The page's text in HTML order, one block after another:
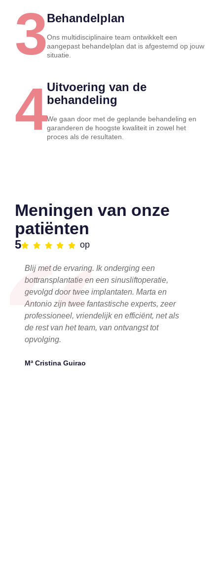
3Behandelplan
Ons multidisciplinaire team ontwikkelt een
aangepast behandelplan dat is afgestemd op jouw
situatie.
4Uitvoering van de
behandeling
We gaan door met de geplande behandeling en
garanderen de hoogste kwaliteit in zowel het
proces als de resultaten.
Meningen van onze
patiënten
5 op
Blij met de ervaring. Ik onderging een
bottransplantatie en een sinusliftoperatie,
gevolgd door twee implantaten. Marta en
Antonio zijn twee fantastische experts, zeer
professioneel, vriendelijk en efficiënt, net als
de rest van het team, van ontvangst tot
opvolging.
Mª Cristina Guirao